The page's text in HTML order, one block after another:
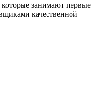
занимают первые
качественной